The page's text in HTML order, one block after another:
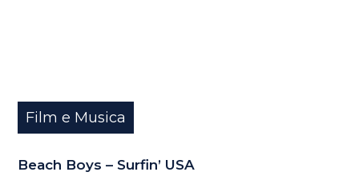
Film e Musica
Beach Boys – Surfin’ USA